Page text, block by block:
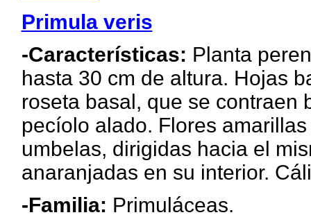
Primula veris
-Características: Planta
hasta 30 cm de altura. Hojas
roseta basal, que se contraen
pecíolo alado. Flores
umbelas, dirigidas hacia el
anaranjadas en su interior.
-Familia: Primuláceas.